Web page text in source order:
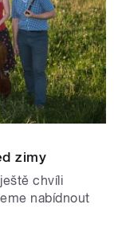
zimy
chvíli
nabídnout